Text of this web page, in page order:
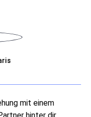
mit einem